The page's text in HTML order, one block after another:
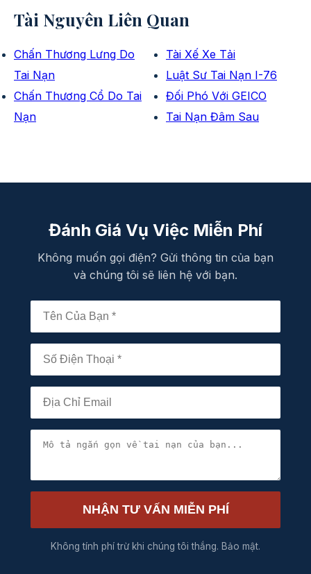
Tài Nguyên Liên Quan
Chấn Thương Lưng Do
Tai Nạn
Chấn Thương Cổ Do Tai
Nạn
Tài Xế Xe Tải
Luật Sư Tai Nạn I-76
Đối Phó Với GEICO
Tai Nạn Đâm Sau
Đánh Giá Vụ Việc Miễn Phí
Không muốn gọi điện? Gửi thông tin của bạn
và chúng tôi sẽ liên hệ với bạn.
NHẬN TƯ VẤN MIỄN PHÍ
Không tính phí trừ khi chúng tôi thắng. Bảo mật.